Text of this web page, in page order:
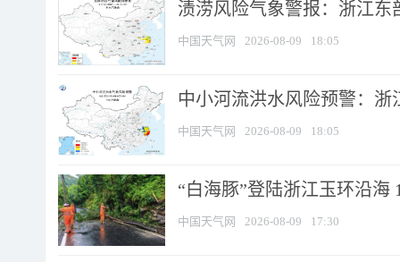
渍涝风险气象警报：浙江
中国天气网 2026-08-09 18:05
中小河流洪水风险预警：
中国天气网 2026-08-09 18:05
“白海豚”登陆浙江玉环沿海
中国天气网 2026-08-09 17:30